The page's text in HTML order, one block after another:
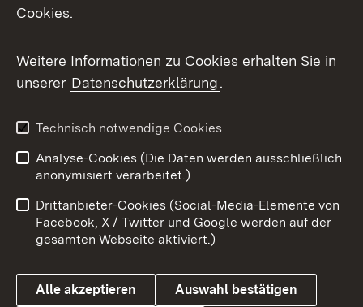
Messenger
Social Wall
X / Twitter
Youtube
Benutzungshinweise
Barrierefreiheit
Datenschutz
Cookies
Cookies.
Weitere Informationen zu Cookies erhalten Sie in
unserer Datenschutzerklärung.
Technisch notwendige Cookies
Analyse-Cookies (Die Daten werden ausschließlich
anonymisiert verarbeitet.)
Drittanbieter-Cookies (Social-Media-Elemente von
Facebook, X / Twitter und Google werden auf der
gesamten Webseite aktiviert.)
Alle akzeptieren Auswahl bestätigen